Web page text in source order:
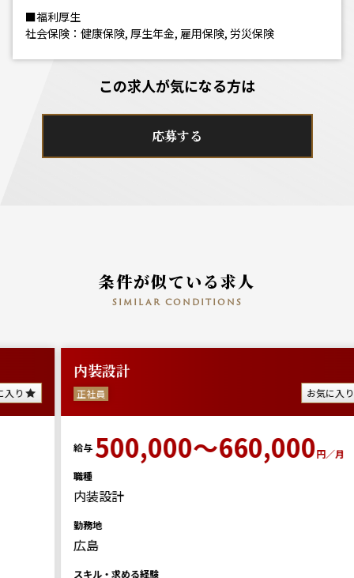
■福利厚生
社会保険：健康保険, 厚生年金, 雇用保険, 労災保険
この求人が気になる方は
応募する
条件が似ている求人
similar conditions
内装設計
正社員 お気に入り
500,000～660,000円／月
内装設計
スキル・求める経験